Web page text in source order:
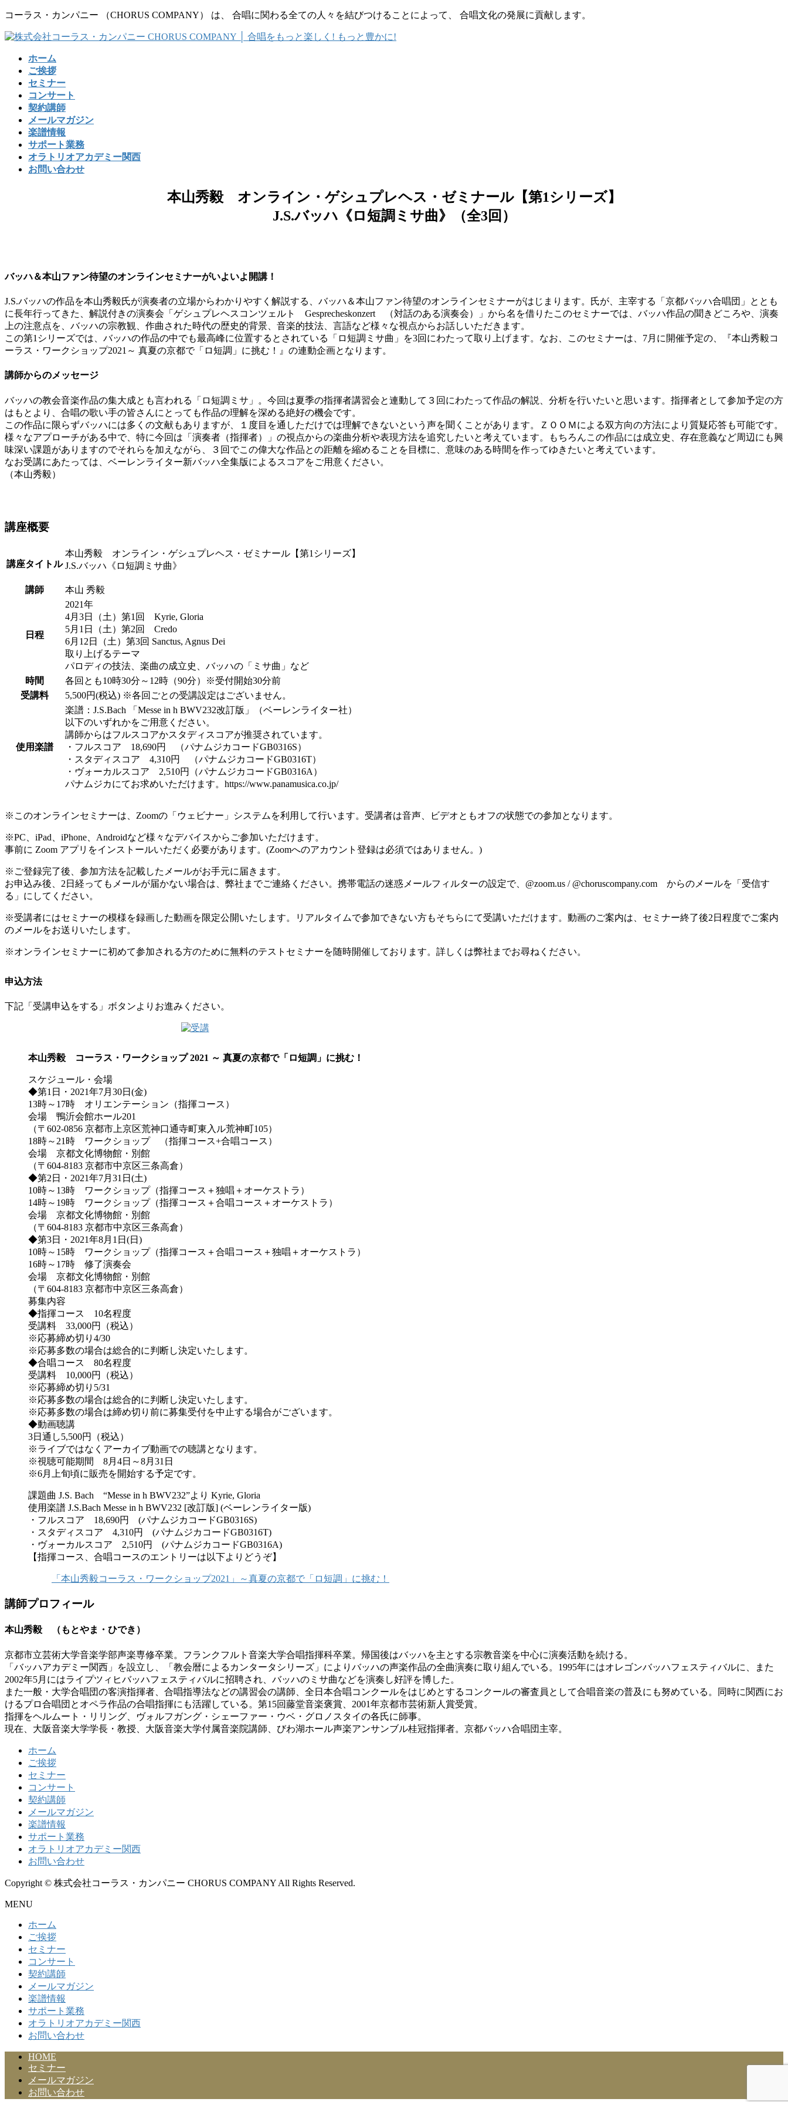
コ
テ
ナ
ゲ
コーラス・カンパニー （CHORUS COMPANY） は、 合唱に関わる全ての人々を結びつけることによって、 合唱文化の発展に貢献します。
ホーム
ご挨拶
セミナー
コンサート
契約講師
メールマガジン
楽譜情報
サポート業務
オラトリオアカデミー関西
お問い合わせ
本山秀毅 オンライン・ゲシュプレヘス・ゼミナール【第1シリーズ】
J.S.バッハ《ロ短調ミサ曲》（全3回）
バッハ＆本山ファン待望のオンラインセミナーがいよいよ開講！
J.S.バッハの作品を本山秀毅氏が演奏者の立場からわかりやすく解説する、バッハ＆本山ファン待望のオンラインセミナーがはじまります。氏が、主宰する「京都バッハ合唱団」ととも
に長年行ってきた、解説付きの演奏会「ゲシュプレヘスコンツェルト Gesprecheskonzert （対話のある演奏会）」から名を借りたこのセミナーでは、バッハ作品の聞きどころや、演奏
上の注意点を、バッハの宗教観、作曲された時代の歴史的背景、音楽的技法、言語など様々な視点からお話しいただきます。
この第1シリーズでは、バッハの作品の中でも最高峰に位置するとされている「ロ短調ミサ曲」を3回にわたって取り上げます。なお、このセミナーは、7月に開催予定の、『本山秀毅コ
ーラス・ワークショップ2021～ 真夏の京都で「ロ短調」に挑む！』の連動企画となります。
講師からのメッセージ
バッハの教会音楽作品の集大成とも言われる「ロ短調ミサ」。今回は夏季の指揮者講習会と連動して３回にわたって作品の解説、分析を行いたいと思います。指揮者として参加予定の方
はもとより、合唱の歌い手の皆さんにとっても作品の理解を深める絶好の機会です。
この作品に限らずバッハには多くの文献もありますが、１度目を通しただけでは理解できないという声を聞くことがあります。ＺＯＯＭによる双方向の方法により質疑応答も可能です。
様々なアプローチがある中で、特に今回は「演奏者（指揮者）」の視点からの楽曲分析や表現方法を追究したいと考えています。もちろんこの作品には成立史、存在意義など周辺にも興
味深い課題がありますのでそれらを加えながら、３回でこの偉大な作品との距離を縮めることを目標に、意味のある時間を作ってゆきたいと考えています。
なお受講にあたっては、ベーレンライター新バッハ全集版によるスコアをご用意ください。
（本山秀毅）
講座概要
講座タイトル
本山秀毅 オンライン・ゲシュプレヘス・ゼミナール【第1シリーズ】
J.S.バッハ《ロ短調ミサ曲》
講師 本山 秀毅
日程
2021年
4月3日（土）第1回 Kyrie, Gloria
5月1日（土）第2回 Credo
6月12日（土）第3回 Sanctus, Agnus Dei
取り上げるテーマ
パロディの技法、楽曲の成立史、バッハの「ミサ曲」など
時間
各回とも10時30分～12時（90分）※受付開始30分前
受講料
5,500円(税込) ※各回ごとの受講設定はございません。
使用楽譜
楽譜：J.S.Bach 「Messe in h BWV232改訂版」（ベーレンライター社）
以下のいずれかをご用意ください。
講師からはフルスコアかスタディスコアが推奨されています。
・フルスコア 18,690円 （パナムジカコードGB0316S）
・スタディスコア 4,310円 （パナムジカコードGB0316T）
・ヴォーカルスコア 2,510円（パナムジカコードGB0316A）
パナムジカにてお求めいただけます。https://www.panamusica.co.jp/
※このオンラインセミナーは、Zoomの「ウェビナー」システムを利用して行います。受講者は音声、ビデオともオフの状態での参加となります。
※PC、iPad、iPhone、Androidなど様々なデバイスからご参加いただけます。
事前に Zoom アプリをインストールいただく必要があります。(Zoomへのアカウント登録は必須ではありません。)
※ご登録完了後、参加方法を記載したメールがお手元に届きます。
お申込み後、2日経ってもメールが届かない場合は、弊社までご連絡ください。携帯電話の迷惑メールフィルターの設定で、@zoom.us / @choruscompany.com からのメールを「受信す
る」にしてください。
※受講者にはセミナーの模様を録画した動画を限定公開いたします。リアルタイムで参加できない方もそちらにて受講いただけます。動画のご案内は、セミナー終了後2日程度でご案内
のメールをお送りいたします。
※オンラインセミナーに初めて参加される方のために無料のテストセミナーを随時開催しております。詳しくは弊社までお尋ねください。
申込方法
下記「受講申込をする」ボタンよりお進みください。
本山秀毅 コーラス・ワークショップ 2021 ～ 真夏の京都で「ロ短調」に挑む！
スケジュール・会場
◆第1日・2021年7月30日(金)
13時～17時 オリエンテーション（指揮コース）
会場 鴨沂会館ホール201
（〒602-0856 京都市上京区荒神口通寺町東入ル荒神町105）
18時～21時 ワークショップ （指揮コース+合唱コース）
会場 京都文化博物館・別館
（〒604-8183 京都市中京区三条高倉）
◆第2日・2021年7月31日(土)
10時～13時 ワークショップ（指揮コース＋独唱＋オーケストラ）
14時～19時 ワークショップ（指揮コース＋合唱コース＋オーケストラ）
会場 京都文化博物館・別館
（〒604-8183 京都市中京区三条高倉）
◆第3日・2021年8月1日(日)
10時～15時 ワークショップ（指揮コース＋合唱コース＋独唱＋オーケストラ）
16時～17時 修了演奏会
会場 京都文化博物館・別館
（〒604-8183 京都市中京区三条高倉）
募集内容
◆指揮コース 10名程度
受講料 33,000円（税込）
※応募締め切り4/30
※応募多数の場合は総合的に判断し決定いたします。
◆合唱コース 80名程度
受講料 10,000円（税込）
※応募締め切り5/31
※応募多数の場合は総合的に判断し決定いたします。
※応募多数の場合は締め切り前に募集受付を中止する場合がございます。
◆動画聴講
3日通し5,500円（税込）
※ライブではなくアーカイブ動画での聴講となります。
※視聴可能期間 8月4日～8月31日
※6月上旬頃に販売を開始する予定です。
課題曲 J.S. Bach “Messe in h BWV232”より Kyrie, Gloria
使用楽譜 J.S.Bach Messe in h BWV232 [改訂版] (ベーレンライター版)
・フルスコア 18,690円 (パナムジカコードGB0316S)
・スタディスコア 4,310円 (パナムジカコードGB0316T)
・ヴォーカルスコア 2,510円 (パナムジカコードGB0316A)
【指揮コース、合唱コースのエントリーは以下よりどうぞ】
「本山秀毅コーラス・ワークショップ2021」～真夏の京都で「ロ短調」に挑む！
講師プロフィール
本山秀毅 （もとやま・ひでき）
京都市立芸術大学音楽学部声楽専修卒業。フランクフルト音楽大学合唱指揮科卒業。帰国後はバッハを主とする宗教音楽を中心に演奏活動を続ける。
「バッハアカデミー関西」を設立し、「教会暦によるカンタータシリーズ」によりバッハの声楽作品の全曲演奏に取り組んでいる。1995年にはオレゴンバッハフェスティバルに、また
2002年5月にはライプツィヒバッハフェスティバルに招聘され、バッハのミサ曲などを演奏し好評を博した。
また一般・大学合唱団の客演指揮者、合唱指導法などの講習会の講師、全日本合唱コンクールをはじめとするコンクールの審査員として合唱音楽の普及にも努めている。同時に関西にお
けるプロ合唱団とオペラ作品の合唱指揮にも活躍している。第15回藤堂音楽褒賞、2001年京都市芸術新人賞受賞。
指揮をヘルムート・リリング、ヴォルフガング・シェーファー・ウベ・グロノスタイの各氏に師事。
現在、大阪音楽大学学長・教授、大阪音楽大学付属音楽院講師、びわ湖ホール声楽アンサンブル桂冠指揮者。京都バッハ合唱団主宰。
ホーム
ご挨拶
セミナー
コンサート
契約講師
メールマガジン
楽譜情報
サポート業務
オラトリオアカデミー関西
お問い合わせ
Copyright © 株式会社コーラス・カンパニー CHORUS COMPANY All Rights Reserved.
MENU
ホーム
ご挨拶
セミナー
コンサート
契約講師
メールマガジン
楽譜情報
サポート業務
オラトリオアカデミー関西
お問い合わせ
HOME
セミナー
メールマガジン
お問い合わせ